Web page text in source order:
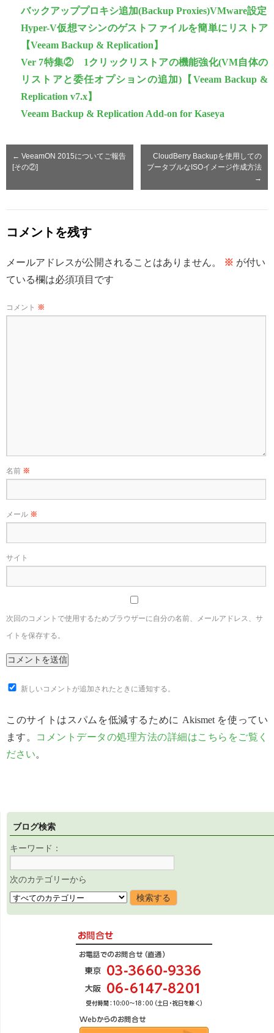
バックアッププロキシ追加(Backup Proxies)VMware設定
Hyper-V仮想マシンのゲストファイルを簡単にリストア
【Veeam Backup & Replication】
Ver 7特集② 1クリックリストアの機能強化(VM自体の
リストアと委任オプションの追加)【Veeam Backup &
Replication v7.x】
Veeam Backup & Replication Add-on for Kaseya
← VeeamON 2015についてご報告
[その②]
CloudBerry Backupを使用しての
ブータブルなISOイメージ作成方法
→
コメントを残す
メールアドレスが公開されることはありません。 ※ が付い
ている欄は必須項目です
コメント ※
名前 ※
メール ※
サイト
次回のコメントで使用するためブラウザーに自分の名前、メールアドレス、サ
イトを保存する。
新しいコメントが追加されたときに通知する。
このサイトはスパムを低減するために Akismet を使ってい
ます。 コメントデータの処理方法の詳細はこちらをご覧く
ださい。
ブログ検索
キーワード：
次のカテゴリーから